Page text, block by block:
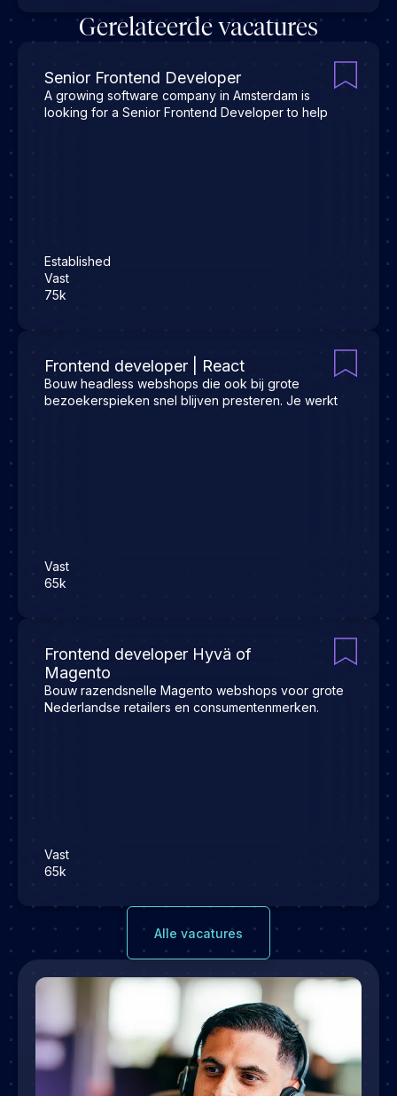
Gerelateerde vacatures
Senior Frontend Developer
A growing software company in Amsterdam is
looking for a Senior Frontend Developer to help
Established
Vast
75k
Frontend developer | React
Bouw headless webshops die ook bij grote
bezoekerspieken snel blijven presteren. Je werkt
Vast
65k
Frontend developer Hyvä of
Magento
Bouw razendsnelle Magento webshops voor grote
Nederlandse retailers en consumentenmerken.
Vast
65k
Alle vacatures